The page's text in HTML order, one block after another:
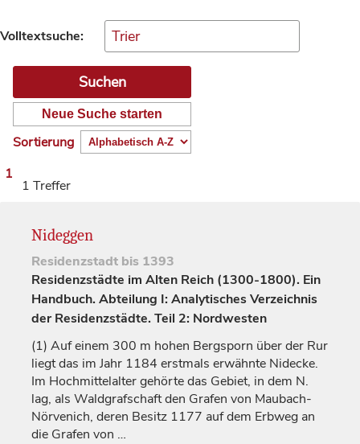
Volltextsuche:
Neue Suche starten
Sortierung
1
1 Treffer
Nideggen
Residenzstadt bis 1393
Residenzstädte im Alten Reich (1300-1800). Ein
Handbuch. Abteilung I: Analytisches Verzeichnis
der Residenzstädte. Teil 2: Nordwesten
(1) Auf einem 300 m hohen Bergsporn über der Rur
liegt das im Jahr 1184 erstmals erwähnte Nidecke.
Im Hochmittelalter gehörte das Gebiet, in dem N.
lag, als Waldgrafschaft den Grafen von Maubach-
Nörvenich, deren Besitz 1177 auf dem Erbweg an
die Grafen von …